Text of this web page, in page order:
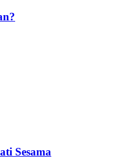
Sesama